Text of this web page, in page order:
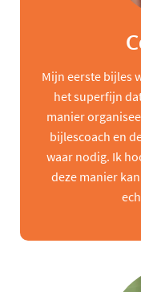
Mijn eerste bijles
het superfijn
manier
bijlescoach en
waar nodig. Ik
deze manier